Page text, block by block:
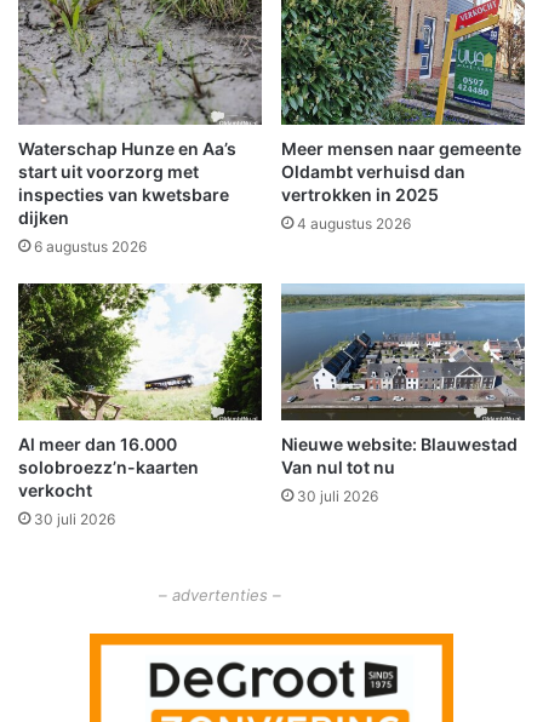
e
l
d
i
n
v
o
o
r
V
e
d
s
e
l
b
a
n
k
O
e
l
i
n
g
t
u
s
s
e
S
c
h
e
e
m
d
a
e
n
Waterschap Hunze en Aa’s
start uit voorzorg met
inspecties van kwetsbare
dijken
6 augustus 2026
Meer mensen naar gemeente
Oldambt verhuisd dan
vertrokken in 2025
4 augustus 2026
Al meer dan 16.000
solobroezz’n-kaarten
verkocht
30 juli 2026
Nieuwe website: Blauwestad
Van nul tot nu
30 juli 2026
– advertenties –